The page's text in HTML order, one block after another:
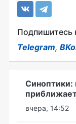
Подпишитесь
Telegram,
Синоптики:
вчера, 14:52